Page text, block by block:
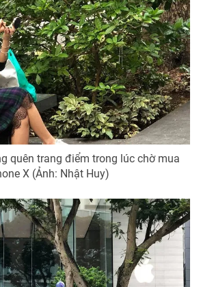
quên trang điểm trong lúc chờ mua
X (Ảnh: Nhật Huy)